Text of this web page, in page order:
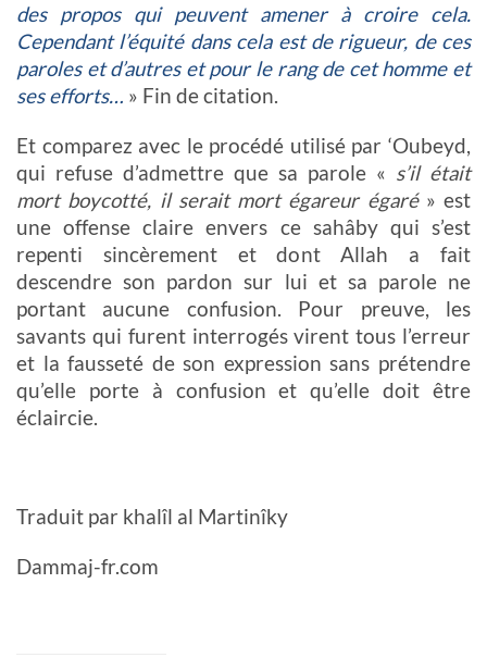
des propos qui peuvent amener à croire cela.
Cependant l’équité dans cela est de rigueur, de ces
paroles et d’autres et pour le rang de cet homme et
ses efforts… » Fin de citation.
Et comparez avec le procédé utilisé par ‘Oubeyd,
qui refuse d’admettre que sa parole « s’il était
mort boycotté, il serait mort égareur égaré» est
une offense claire envers ce sahâby qui s’est
repenti sincèrement et dont Allah a fait
descendre son pardon sur lui et sa parole ne
portant aucune confusion. Pour preuve, les
savants qui furent interrogés virent tous l’erreur
et la fausseté de son expressionsans prétendre
qu’elle porte à confusion et qu’elle doit être
éclaircie.
Traduit par khalîl al Martinîky
Dammaj-fr.com